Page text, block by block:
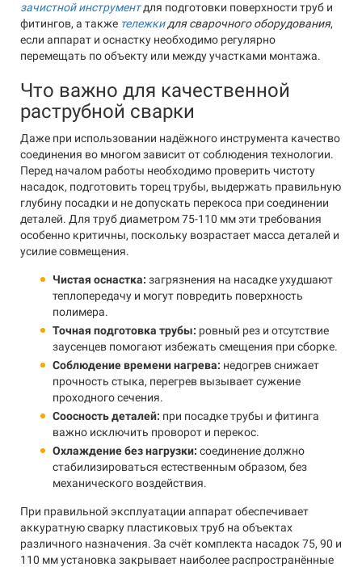
зачистной инструментдля подготовки поверхности труб и
фитингов, а также тележкидля сварочного оборудования,
если аппарат и оснастку необходимо регулярно
перемещать по объекту или между участками монтажа.
Что важно для качественной
раструбной сварки
Даже при использовании надёжного инструмента качество
соединения во многом зависит от соблюдения технологии.
Перед началом работы необходимо проверить чистоту
насадок, подготовить торец трубы, выдержать правильную
глубину посадки и не допускать перекоса при соединении
деталей. Для труб диаметром 75-110 мм эти требования
особенно критичны, поскольку возрастает масса деталей и
усилие совмещения.
Чистая оснастка: загрязнения на насадке ухудшают
теплопередачу и могут повредить поверхность
полимера.
Точная подготовка трубы: ровный рез и отсутствие
заусенцев помогают избежать смещения при сборке.
Соблюдение времени нагрева: недогрев снижает
прочность стыка, перегрев вызывает сужение
проходного сечения.
Соосность деталей: при посадке трубы и фитинга
важно исключить проворот и перекос.
Охлаждение без нагрузки: соединение должно
стабилизироваться естественным образом, без
механического воздействия.
При правильной эксплуатации аппарат обеспечивает
аккуратную сварку пластиковых труб на объектах
различного назначения. За счёт комплекта насадок 75, 90 и
110 мм установка закрывает наиболее распространённые